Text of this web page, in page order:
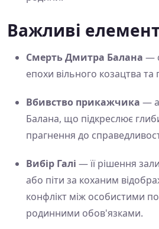
Важливі
Смерть Дмитра Балана —
епохи вільного козацтва та
Вбивство прикажчика —
Балана, що підкреслює
прагнення до
Вибір Галі — її рішення
або піти за коханим
конфлікт між особистими
родинними обов'язками.